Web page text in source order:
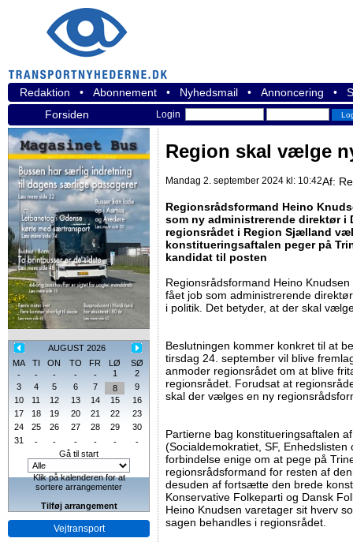
Redaktion • Abonnement • Nyhedsmail • Annoncering •
Forsiden
Login
AUGUST 2026
MA
TI ON TO FR LØ
SØ
-
- - - - 1
2
3
4 5 6 7 8
9
10
11 12 13 14 15
16
17
18 19 20 21 22
23
24
25 26 27 28 29
30
31
- - - - -
-
Gå til start
Klik på kalenderen for at
sortere arrangementer
Tilføj arrangement
Vejtransport
Region skal vælge
Mandag 2. september 2024 kl: 10:42Af:
Regionsrådsformand Heino
som ny administrerende direktør i
regionsrådet i Region Sjælland
konstitueringsaftalen peger på
kandidat til posten
Regionsrådsformand Heino
fået job som administrerende
i politik. Det betyder, at der skal
Beslutningen kommer konkret til at
tirsdag 24. september vil blive
anmoder regionsrådet om at blive
regionsrådet. Forudsat at
skal der vælges en ny
Partierne bag konstitueringsaftalen
(Socialdemokratiet, SF,
forbindelse enige om at pege på
regionsrådsformand for resten af
desuden af fortsætte den brede
Konservative Folkeparti og Dansk
Heino Knudsen varetager sit hverv
sagen behandles i regionsrådet.